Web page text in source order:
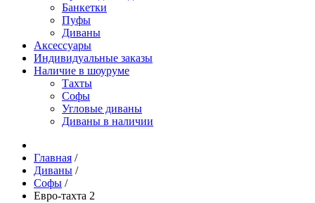
Банкетки
Пуфы
Диваны
Аксессуары
Индивидуальные заказы
Наличие в шоуруме
Тахты
Софы
Угловые диваны
Диваны в наличии
Главная /
Диваны /
Софы /
Евро-тахта 2